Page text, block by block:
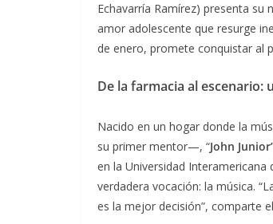
Echavarría Ramírez) presenta su
amor adolescente que resurge
de enero, promete conquistar al
De la farmacia al escenario:
Nacido en un hogar donde la
su primer mentor—, “John
en la Universidad
verdadera vocación: la música.
es la mejor decisión”, comparte